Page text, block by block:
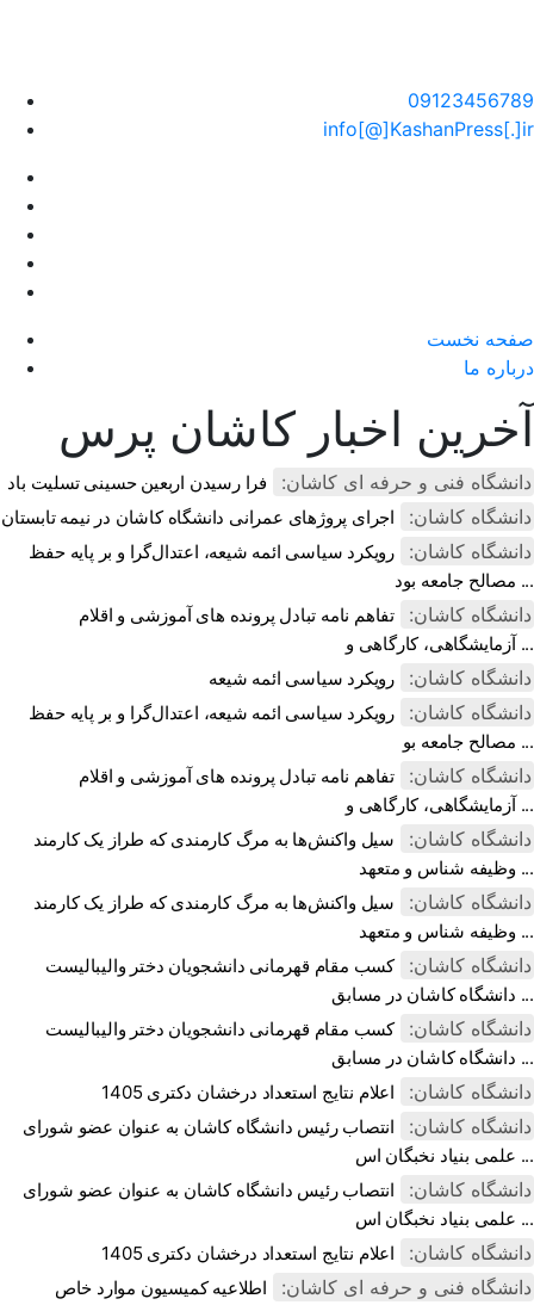
09123456789
info[@]KashanPress[.]ir
صفحه نخست
درباره ما
آخرین اخبار کاشان پرس
دانشگاه فنی و حرفه ای کاشان: فرا رسیدن اربعین حسینی تسلیت باد
دانشگاه کاشان: اجرای پروژهای عمرانی دانشگاه کاشان در نیمه تابستان
دانشگاه کاشان:
رویکرد سیاسی ائمه شیعه، اعتدال‌گرا و بر پایه حفظ
مصالح جامعه بود ...
دانشگاه کاشان:
تفاهم نامه تبادل پرونده‌ های آموزشی و اقلام
آزمایشگاهی، کارگاهی و ...
دانشگاه کاشان: رویکرد سیاسی ائمه شیعه
دانشگاه کاشان:
رویکرد سیاسی ائمه شیعه، اعتدال‌گرا و بر پایه حفظ
مصالح جامعه بو ...
دانشگاه کاشان:
تفاهم نامه تبادل پرونده‌ های آموزشی و اقلام
آزمایشگاهی، کارگاهی و ...
دانشگاه کاشان:
سیل واکنش‌ها به مرگ کارمندی که طراز یک کارمند
وظیفه شناس و متعهد ...
دانشگاه کاشان:
سیل واکنش‌ها به مرگ کارمندی که طراز یک کارمند
وظیفه شناس و متعهد ...
دانشگاه کاشان:
کسب مقام قهرمانی دانشجویان دختر والیبالیست
دانشگاه کاشان در مسابق ...
دانشگاه کاشان:
کسب مقام قهرمانی دانشجویان دختر والیبالیست
دانشگاه کاشان در مسابق ...
دانشگاه کاشان: اعلام نتایج استعداد درخشان دکتری 1405
دانشگاه کاشان:
انتصاب رئیس دانشگاه کاشان به عنوان عضو شورای
علمی بنیاد نخبگان اس ...
دانشگاه کاشان:
انتصاب رئیس دانشگاه کاشان به عنوان عضو شورای
علمی بنیاد نخبگان اس ...
دانشگاه کاشان: اعلام نتایج استعداد درخشان دکتری 1405
دانشگاه فنی و حرفه ای کاشان: اطلاعیه کمیسیون موارد خاص